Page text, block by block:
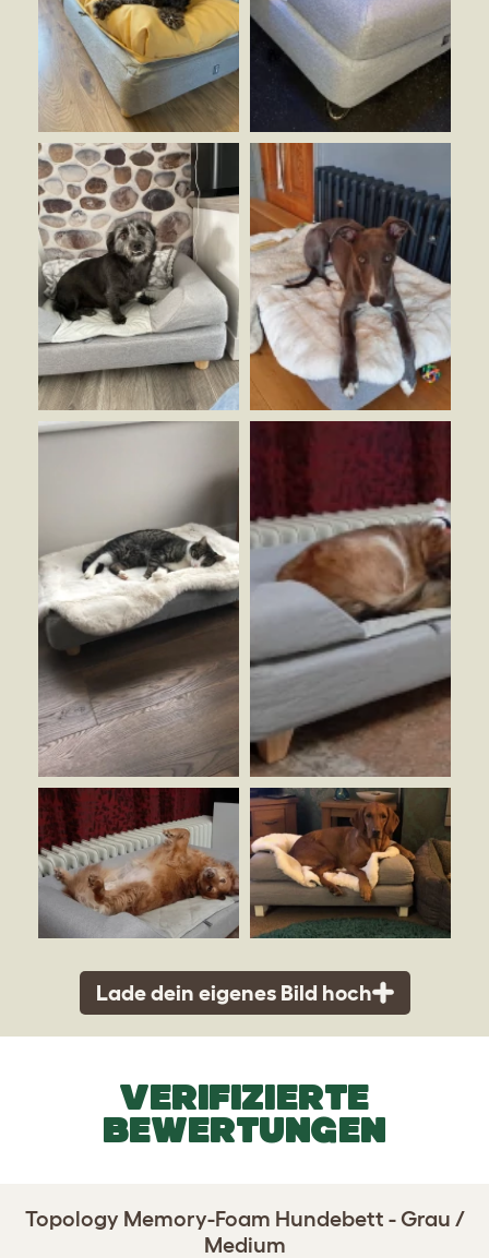
Lade dein eigenes Bild hoch
VERIFIZIERTE
BEWERTUNGEN
Topology Memory-Foam Hundebett - Grau /
Medium